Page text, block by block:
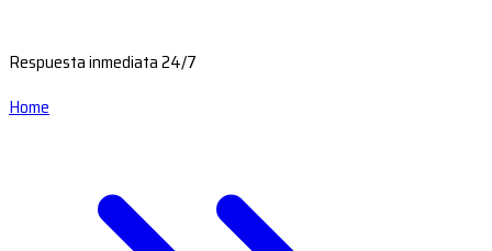
Respuesta inmediata 24/7
Home